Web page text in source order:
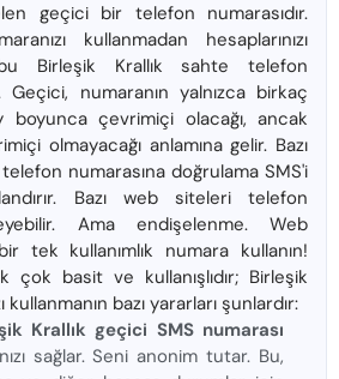
geçici bir telefon numarasıdır.
kullanmadan hesaplarınızı
Birleşik Krallık sahte telefon
Geçici, numaranın yalnızca birkaç
çevrimiçi olacağı, ancak
olmayacağı anlamına gelir. Bazı
numarasına doğrulama SMS'i
Bazı web siteleri telefon
Ama endişelenme. Web
tek kullanımlık numara kullanın!
çok basit ve kullanışlıdır; Birleşik
kullanmanın bazı yararları şunlardır:
Krallık geçici SMS numarası
sağlar. Seni anonim tutar. Bu,